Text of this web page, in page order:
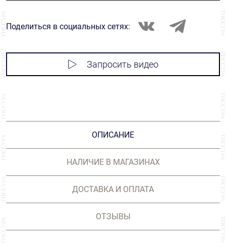
Поделиться в социальных сетях:
Запросить видео
ОПИСАНИЕ
НАЛИЧИЕ В МАГАЗИНАХ
ДОСТАВКА И ОПЛАТА
ОТЗЫВЫ